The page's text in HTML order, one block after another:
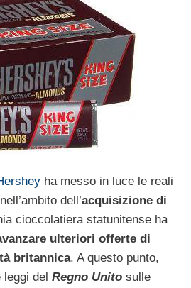
ha messo in luce le reali
dell’acquisizione di
cioccolatiera statunitense ha
ulteriori offerte di
britannica. A questo punto,
leggi del Regno Unito sulle